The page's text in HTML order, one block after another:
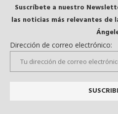
Suscríbete a nuestro
las noticias más relevantes de
Dirección de correo electrónico: